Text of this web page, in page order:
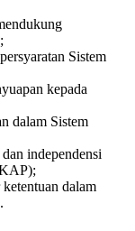
Sistem
kepada
dalam Sistem
independensi
dalam